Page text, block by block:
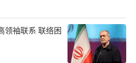
领袖联系 联络困